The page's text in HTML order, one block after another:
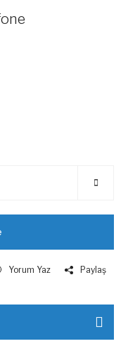
Yorum Yaz Paylaş